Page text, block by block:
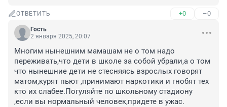
ОТВЕТИТЬ +0 –0
Гость
2 января 2025, 20:07
Многим нынешним мамашам не о том надо
переживать,что дети в школе за собой убрали,а о том
что нынешние дети не стесняясь взрослых говорят
матом,курят пьют ,принимают наркотики и гнобят тех
кто их слабее.Погуляйте по школьному стадиону
,если вы нормальный человек,придете в ужас.